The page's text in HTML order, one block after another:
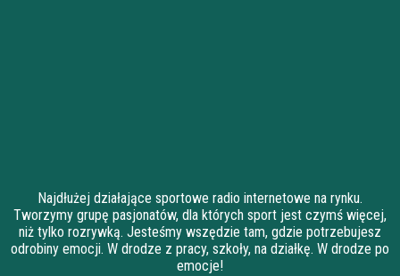
Najdłużej działające sportowe radio internetowe na rynku.
Tworzymy grupę pasjonatów, dla których sport jest czymś więcej,
niż tylko rozrywką. Jesteśmy wszędzie tam, gdzie potrzebujesz
odrobiny emocji. W drodze z pracy, szkoły, na działkę. W drodze po
emocje!